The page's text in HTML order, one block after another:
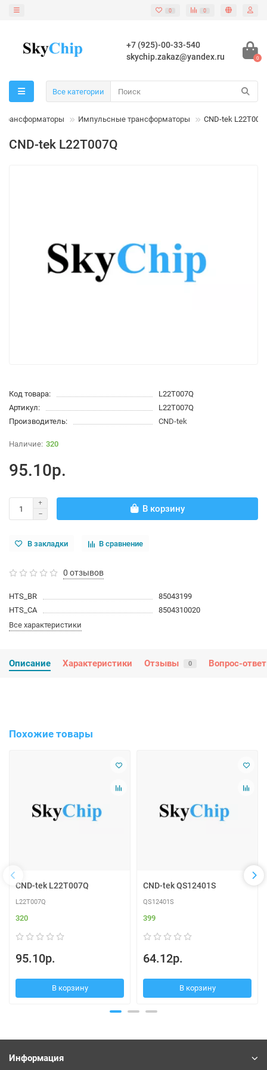
0 0
+7 (925)-00-33-540
skychip.zakaz@yandex.ru
0
Все категории
Трансформаторы Импульсные трансформаторы CND-tek
CND-tek L22T007Q
Код товара:
L22T007Q
Артикул:
L22T007Q
Производитель:
CND-tek
320
95.10р.
В корзину
В закладки В сравнение
0 отзывов
HTS_BR
85043199
HTS_CA
8504310020
Все характеристики
Описание Характеристики Отзывы 0 Вопрос-ответ
Похожие товары
CND-tek L22T007Q
L22T007Q
320
95.10р.
В корзину
CND-tek QS12401S
QS12401S
399
64.12р.
В корзину
Информация